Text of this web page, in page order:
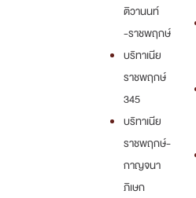
ติวานนท์
-ราชพฤกษ์
บริทาเนีย
ราชพฤกษ์
345
บริทาเนีย
ราชพฤกษ์-
กาญจนา
ภิเษก